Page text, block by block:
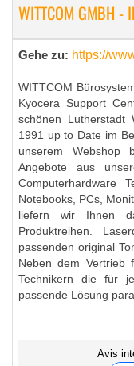
WITTCOM GMBH
Gehe zu: https://
WITTCOM
Kyocera Support
schönen Lutherstadt
1991 up to Date im
unserem Webshop
Angebote aus
Computerhardware
Notebooks, PCs,
liefern wir Ihnen
Produktreihen.
passenden original
Neben dem Vertrieb
Technikern die für
passende Lösung
Avis